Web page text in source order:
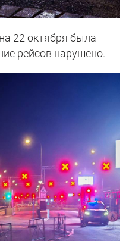
22 октября была
рейсов нарушено.